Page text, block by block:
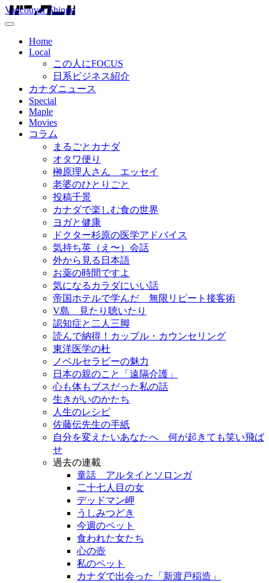
Vancouver Shinpo
Home
Local
この人にFOCUS
日系ビジネス紹介
カナダニュース
Special
Maple
Movies
コラム
まるごとカナダ
オタワ便り
榊原理人さん エッセイ
老婆のひとりごと
投稿千景
カナダで楽しむ食の世界
ヨガと健康
ドクター杉原の医学アドバイス
気持ち英（え〜）会話
外から見る日本語
お薬の時間ですよ
気になるカラダにいい話
帝国ホテルで学んだ 無限リピート接客術
V島 見たり聴いたり
認知症と二人三脚
読んで納得！カップル・カウンセリング
東洋医学の杜
ノベルセラピーの魅力
日本の親のこと「遠隔介護」
心も体もブスだった私の話
生きがいのかたち
人生のレシピ
佐藤伝先生の手紙
自分を変えたいあなたへ 何が起きても笑い飛ば
せ
過去の連載
童話 アルタイとソロンガ
二十七人目の女
デッドマン岬
うしみつどき
今週のペット
食われた女たち
心の壺
私のペット
カナダで出会った「新渡戸稲造」